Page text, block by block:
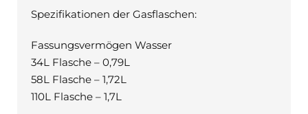
Spezifikationen der Gasflaschen:
Fassungsvermögen Wasser
34L Flasche – 0,79L
58L Flasche – 1,72L
110L Flasche – 1,7L